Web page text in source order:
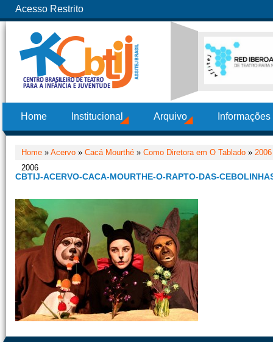
Acesso Restrito
Home Institucional Arquivo
Home » Acervo » Cacá Mourthé » Como Diretora em O Tablado »
2006
CBTIJ-ACERVO-CACA-MOURTHE-O-RAPTO-DAS-